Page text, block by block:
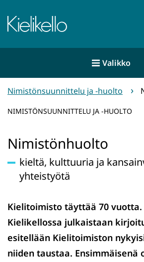
sisältöön
Etusivu
Valikko
Nimistönsuunnittelu ja -huolto
NIMISTÖNSUUNNITTELU JA -HUOLTO
Nimistönhuolto
kieltä, kulttuuria ja
yhteistyötä
Kielitoimisto täyttää 70 vuotta.
Kielikellossa julkaistaan
esitellään Kielitoimiston
niiden taustaa. Ensimmäisenä